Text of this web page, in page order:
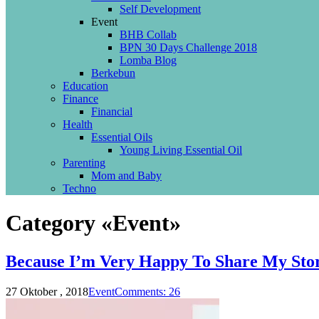
Self Development
Event
BHB Collab
BPN 30 Days Challenge 2018
Lomba Blog
Berkebun
Education
Finance
Financial
Health
Essential Oils
Young Living Essential Oil
Parenting
Mom and Baby
Techno
Category «Event»
Because I’m Very Happy To Share My
27 Oktober , 2018EventComments: 26